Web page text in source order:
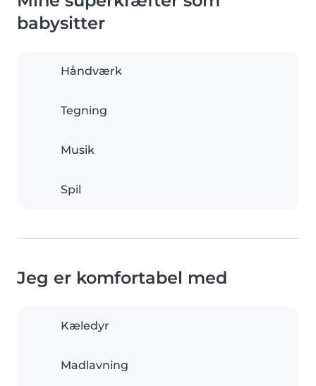
babysitter
Håndværk
Tegning
Musik
Spil
Jeg er komfortabel med
Kæledyr
Madlavning